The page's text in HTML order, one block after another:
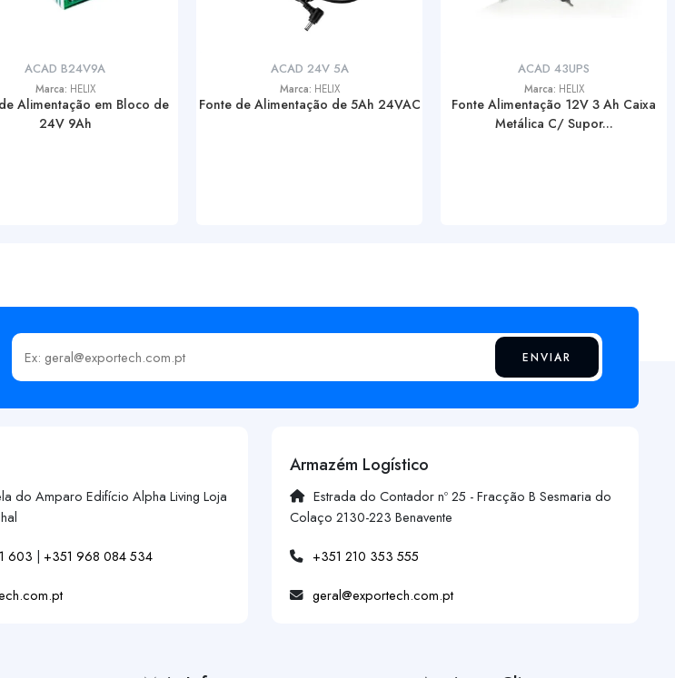
ACAD B24V9A
Marca: HELIX
Alimentação em Bloco de
24V 9Ah
ACAD 24V 5A
Marca: HELIX
Fonte de Alimentação de 5Ah 24VAC
ACAD 43UPS
Marca: HELIX
Fonte Alimentação 12V 3 Ah Caixa
Metálica C/ Supor...
Insira o seu email ENVIAR
do Amparo Edifício Alpha Living Loja
603 | +351 968 084 534
Armazém Logístico
Estrada do Contador nº 25 - Fracção B Sesmaria do
Colaço 2130-223 Benavente
+351 210 353 555
geral@exportech.com.pt